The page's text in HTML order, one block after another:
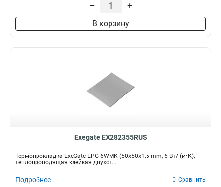
– +
В корзину
Exegate EX282355RUS
Термопрокладка ExeGate EPG-6WMK (50x50x1.5 mm, 6 Вт/ (м•К),
теплопроводящая клейкая двухст...
Подробнее Сравнить